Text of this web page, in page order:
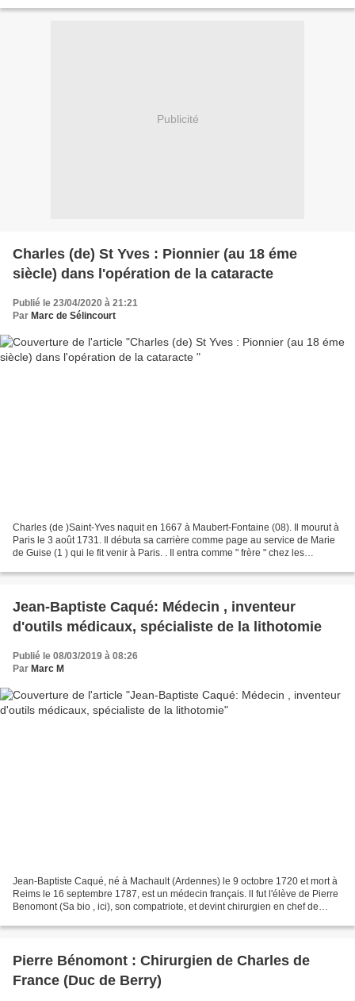
Publicité
Charles (de) St Yves : Pionnier (au 18 éme
siècle) dans l'opération de la cataracte
Publié le 23/04/2020 à 21:21
Par Marc de Sélincourt
Charles (de )Saint-Yves naquit en 1667 à Maubert-Fontaine (08). Il mourut à
Paris le 3 août 1731. Il débuta sa carrière comme page au service de Marie
de Guise (1 ) qui le fit venir à Paris. . Il entra comme " frère " chez les
Jean-Baptiste Caqué: Médecin , inventeur
d'outils médicaux, spécialiste de la lithotomie
Publié le 08/03/2019 à 08:26
Par Marc M
Jean-Baptiste Caqué, né à Machault (Ardennes) le 9 octobre 1720 et mort à
Reims le 16 septembre 1787, est un médecin français. ll fut l'élève de Pierre
Benomont (Sa bio , ici), son compatriote, et devint chirurgien en chef de
Pierre Bénomont : Chirurgien de Charles de
France (Duc de Berry)